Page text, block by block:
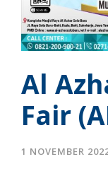
Al
Fair
1 NOVEMBER